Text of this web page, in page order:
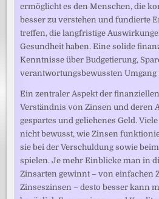
ermöglicht es den Menschen, die
besser zu verstehen und fundierte
treffen, die langfristige
Gesundheit haben. Eine solide
Kenntnisse über Budgetierung,
verantwortungsbewussten
Ein zentraler Aspekt der
Verständnis von Zinsen und deren
gespartes und geliehenes Geld.
nicht bewusst, wie Zinsen
sie bei der Verschuldung sowie
spielen. Je mehr Einblicke man in
Zinsarten gewinnt – von einfachen
Zinseszinsen – desto besser kann